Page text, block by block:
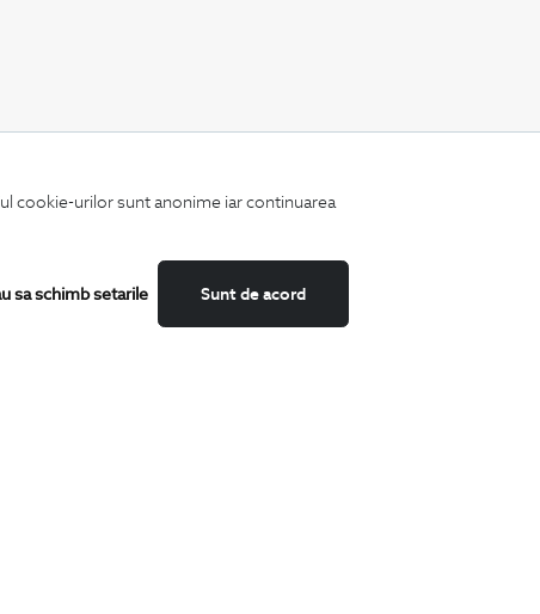
cookie-urilor sunt anonime iar continuarea
Sunt de acord
sa schimb setarile
Camasi
Sacouri
Costume